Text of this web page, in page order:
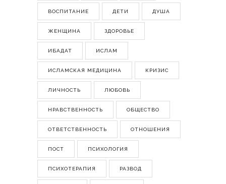
ВОСПИТАНИЕ ДЕТИ ДУША
ЖЕНЩИНА ЗДОРОВЬЕ
ИБАДАТ ИСЛАМ
ИСЛАМСКАЯ МЕДИЦИНА КРИЗИС
ЛИЧНОСТЬ ЛЮБОВЬ
НРАВСТВЕННОСТЬ ОБЩЕСТВО
ОТВЕТСТВЕННОСТЬ ОТНОШЕНИЯ
ПОСТ ПСИХОЛОГИЯ
ПСИХОТЕРАПИЯ РАЗВОД